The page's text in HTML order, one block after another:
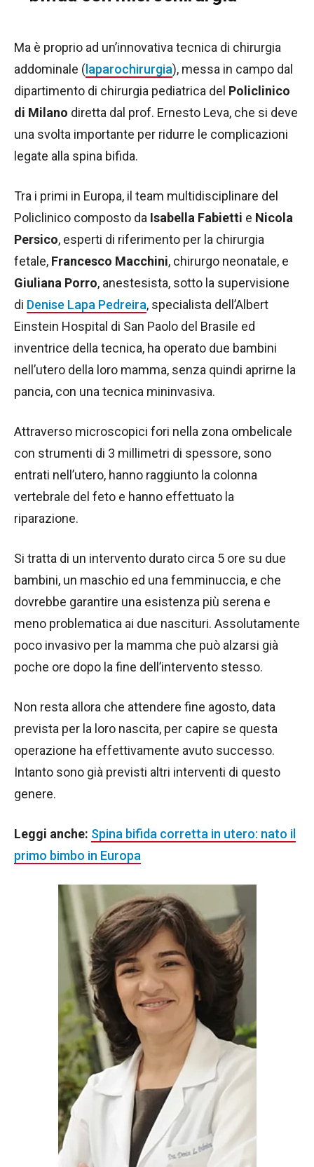
Ma è proprio ad un’innovativa tecnica di chirurgia
addominale ( laparochirurgia), messa in campo dal
dipartimento di chirurgia pediatrica del Policlinico
di Milano diretta dal prof. Ernesto Leva, che si deve
una svolta importante per ridurre le complicazioni
legate alla spina bifida.
Tra i primi in Europa, il team multidisciplinare del
Policlinico composto da Isabella Fabietti e Nicola
Persico, esperti di riferimento per la chirurgia
fetale, Francesco Macchini, chirurgo neonatale, e
Giuliana Porro, anestesista, sotto la supervisione
di Denise Lapa Pedreira, specialista dell’Albert
Einstein Hospital di San Paolo del Brasile ed
inventrice della tecnica, ha operato due bambini
nell’utero della loro mamma, senza quindi aprirne la
pancia, con una tecnica mininvasiva.
Attraverso microscopici fori nella zona ombelicale
con strumenti di 3 millimetri di spessore, sono
entrati nell’utero, hanno raggiunto la colonna
vertebrale del feto e hanno effettuato la
riparazione.
Si tratta di un intervento durato circa 5 ore su due
bambini, un maschio ed una femminuccia, e che
dovrebbe garantire una esistenza più serena e
meno problematica ai due nascituri. Assolutamente
poco invasivo per la mamma che può alzarsi già
poche ore dopo la fine dell’intervento stesso.
Non resta allora che attendere fine agosto, data
prevista per la loro nascita, per capire se questa
operazione ha effettivamente avuto successo.
Intanto sono già previsti altri interventi di questo
genere.
Leggi anche: Spina bifida corretta in utero: nato il
primo bimbo in Europa